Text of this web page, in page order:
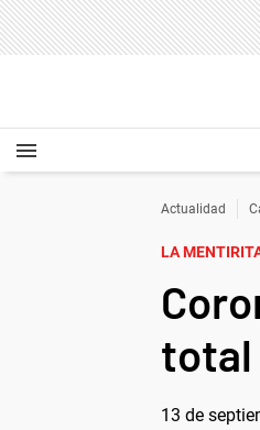
Actualidad
LA
total
13 de